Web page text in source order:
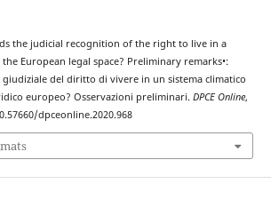
the judicial recognition of the right to live in a
European legal space? Preliminary remarks•:
del diritto di vivere in un sistema climatico
europeo? Osservazioni preliminari. DPCE Online,
dpceonline.2020.968